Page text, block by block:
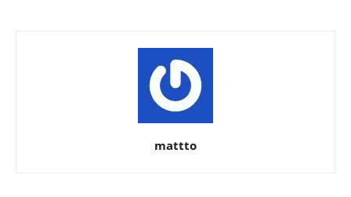
mattto